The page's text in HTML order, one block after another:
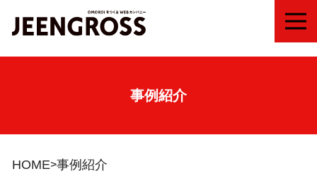
事例紹介
HOME 事例紹介